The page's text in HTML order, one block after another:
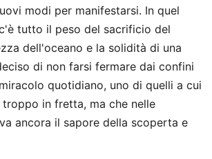
modi per manifestarsi. In quel
tutto il peso del sacrificio del
dell'oceano e la solidità di una
di non farsi fermare dai confini
quotidiano, uno di quelli a cui
in fretta, ma che nelle
ancora il sapore della scoperta e